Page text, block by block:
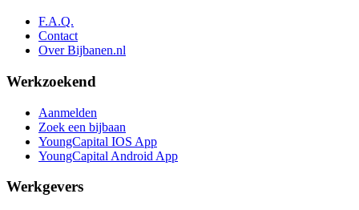
F.A.Q.
Contact
Over Bijbanen.nl
Werkzoekend
Aanmelden
Zoek een bijbaan
YoungCapital IOS App
YoungCapital Android App
Werkgevers